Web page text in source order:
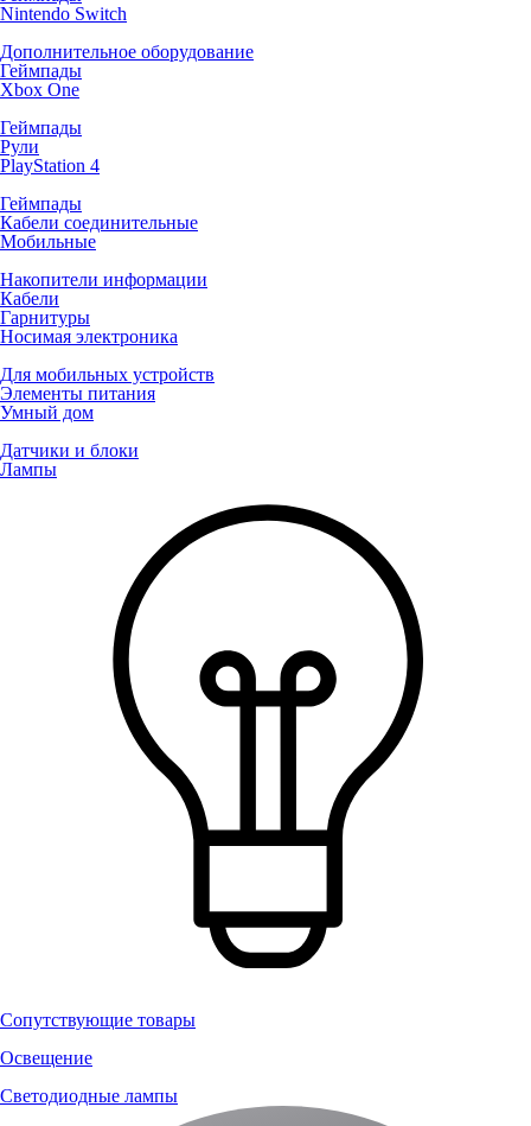
Nintendo Switch
Дополнительное оборудование
Геймпады
Xbox One
Геймпады
Рули
PlayStation 4
Геймпады
Кабели соединительные
Мобильные
Накопители информации
Кабели
Гарнитуры
Носимая электроника
Для мобильных устройств
Элементы питания
Умный дом
Датчики и блоки
Лампы
Сопутствующие товары
Освещение
Светодиодные лампы